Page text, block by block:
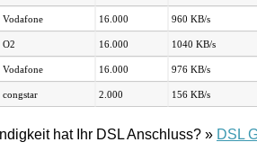
Vodafone 16.000 960 KB/s
O2 16.000 1040 KB/s
Vodafone 16.000 976 KB/s
congstar 2.000 156 KB/s
hat Ihr DSL Anschluss? » DSL